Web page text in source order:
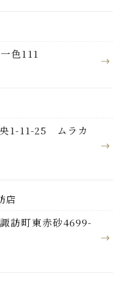
色111
1-11-25 ムラカ
店
訪町東赤砂4699-